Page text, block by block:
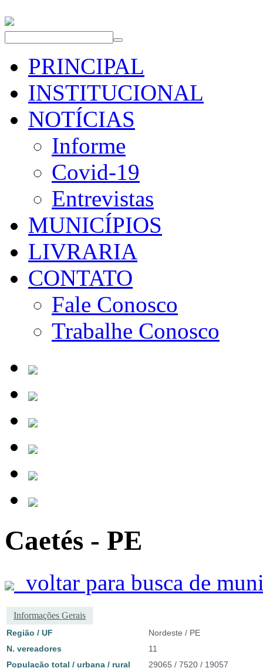
PRINCIPAL
INSTITUCIONAL
NOTÍCIAS
Informe
Covid-19
Entrevistas
MUNICÍPIOS
LIVRARIA
CONTATO
Fale Conosco
Trabalhe Conosco
Caetés - PE
voltar para busca de
Informações Gerais
Região / UF
Nordeste / PE
N. vereadores
11
População total / urbana / rural
29065 / 7520 / 19057